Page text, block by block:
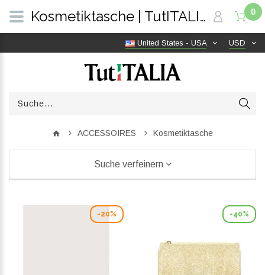
USD
United States - USA
0
ACCESSOIRES Kosmetiktasche
Suche verfeinern
-20% -40%
Kosmetiktasche | TutITALIA